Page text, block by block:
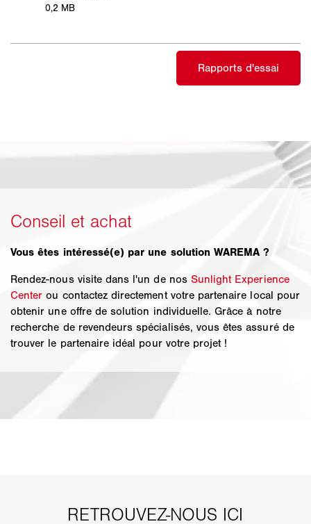
Vous êtes intéressé(e) par une solution WAREMA ?
Rendez-nous visite dans l'un de nos Sunlight Experience
Center ou contactez directement votre partenaire local pour
obtenir une offre de solution individuelle. Grâce à notre
recherche de revendeurs spécialisés, vous êtes assuré de
trouver le partenaire idéal pour votre projet !